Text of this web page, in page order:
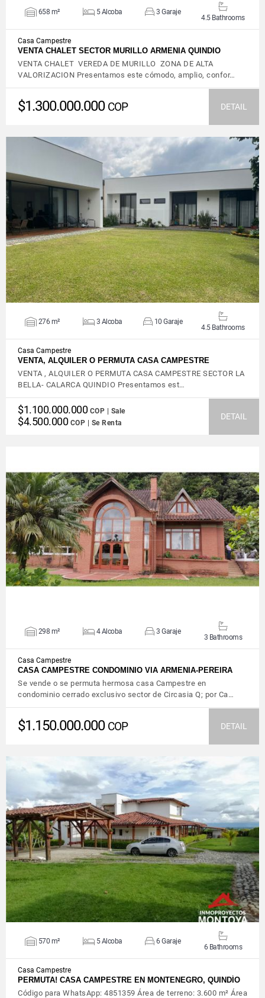
658 m² 5 Alcoba 3 Garaje
4.5 Bathrooms
Casa Campestre
VENTA CHALET SECTOR MURILLO ARMENIA QUINDIO
VENTA CHALET VEREDA DE MURILLO ZONA DE ALTA
VALORIZACION Presentamos este cómodo, amplio, confor…
$1.300.000.000 COP DETAIL
VIEW DETAILS
276 m² 3 Alcoba 10 Garaje
4.5 Bathrooms
Casa Campestre
VENTA, ALQUILER O PERMUTA CASA CAMPESTRE
VENTA , ALQUILER O PERMUTA CASA CAMPESTRE SECTOR LA
BELLA- CALARCA QUINDIO Presentamos est…
$1.100.000.000 COP | Sale
$4.500.000 COP | Se Renta
DETAIL
VIEW DETAILS
298 m² 4 Alcoba 3 Garaje
3 Bathrooms
Casa Campestre
CASA CAMPESTRE CONDOMINIO VIA ARMENIA-PEREIRA
Se vende o se permuta hermosa casa Campestre en
condominio cerrado exclusivo sector de Circasia Q; por Ca…
$1.150.000.000 COP DETAIL
VIEW DETAILS
570 m² 5 Alcoba 6 Garaje
6 Bathrooms
Casa Campestre
PERMUTA! CASA CAMPESTRE EN MONTENEGRO, QUINDÍO
Código para WhatsApp: 4851359 Área de terreno: 3.600 m² Área